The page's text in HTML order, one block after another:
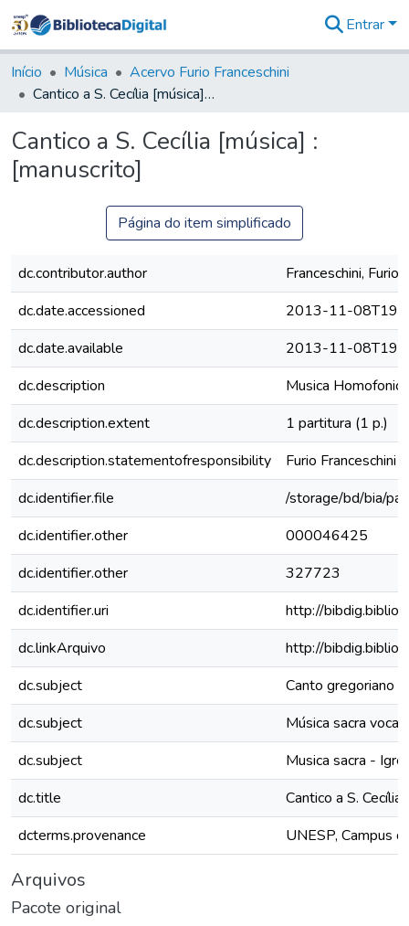
&
Coleções
Tudo na
Digital
Entrar
Início Música
Acervo Furio Franceschini
Cantico a S. Cecília [música] : [manuscrito]
Cantico a S. Cecília [música] :
[manuscrito]
Página do item simplificado
dc.contributor.author
Franceschini, Furio
dc.date.accessioned
2013-11-
dc.date.available
2013-11-
dc.description
Musica
dc.description.extent
1 partitura (1 p.)
dc.description.statementofresponsibility
Furio Franceschini
dc.identifier.file
/storage/bd/bia/
dc.identifier.other
000046425
dc.identifier.other
327723
dc.identifier.uri
http://
dc.linkArquivo
http://
dc.subject
Canto gregoriano
dc.subject
Música sacra
dc.subject
Musica sacra -
dc.title
Cantico a S.
dcterms.provenance
UNESP, Campus
Arquivos
Pacote original